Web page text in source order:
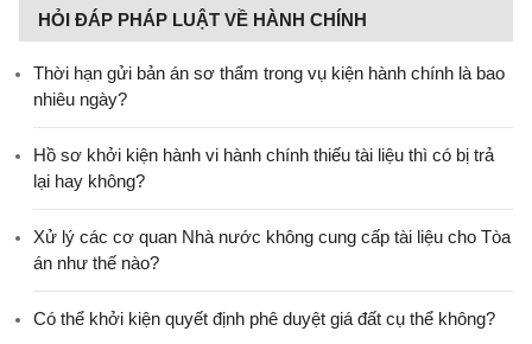
HỎI ĐÁP PHÁP LUẬT VỀ HÀNH CHÍNH
Thời hạn gửi bản án sơ thẩm trong vụ kiện hành chính là bao
nhiêu ngày?
Hồ sơ khởi kiện hành vi hành chính thiếu tài liệu thì có bị trả
lại hay không?
Xử lý các cơ quan Nhà nước không cung cấp tài liệu cho Tòa
án như thế nào?
Có thể khởi kiện quyết định phê duyệt giá đất cụ thể không?